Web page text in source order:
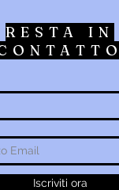
Iscriviti ora
RESTA IN